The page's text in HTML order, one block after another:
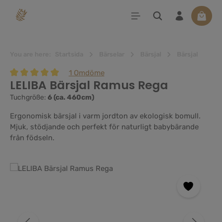
Genomsnittligt betyg på 5 av 5 stjärnor
1 Omdöme
LELIBA Bärsjal Ramus Rega
Tuchgröße: 6 (ca. 460cm)
Ergonomisk bärsjal i varm jordton av ekologisk bomull.
Mjuk, stödjande och perfekt för naturligt babybärande
från födseln.
Hoppa över bildgalleri